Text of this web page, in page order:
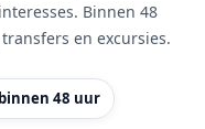
Binnen 48
en excursies.
48 uur